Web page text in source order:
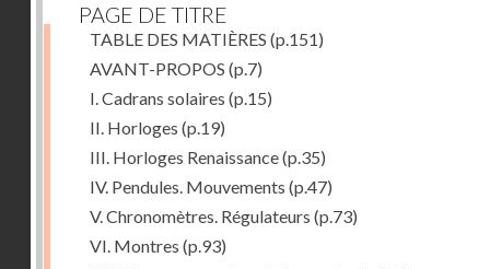
PAGE DE TITRE
TABLE DES MATIÈRES (p.151)
AVANT-PROPOS (p.7)
I. Cadrans solaires (p.15)
II. Horloges (p.19)
III. Horloges Renaissance(p.35)
IV. Pendules. Mouvements (p.47)
V. Chronomètres. Régulateurs (p.73)
VI. Montres (p.93)